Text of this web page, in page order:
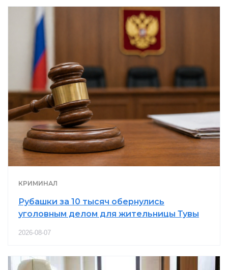
КРИМИНАЛ
Рубашки за 10 тысяч обернулись
уголовным делом для жительницы Тувы
2026-08-07